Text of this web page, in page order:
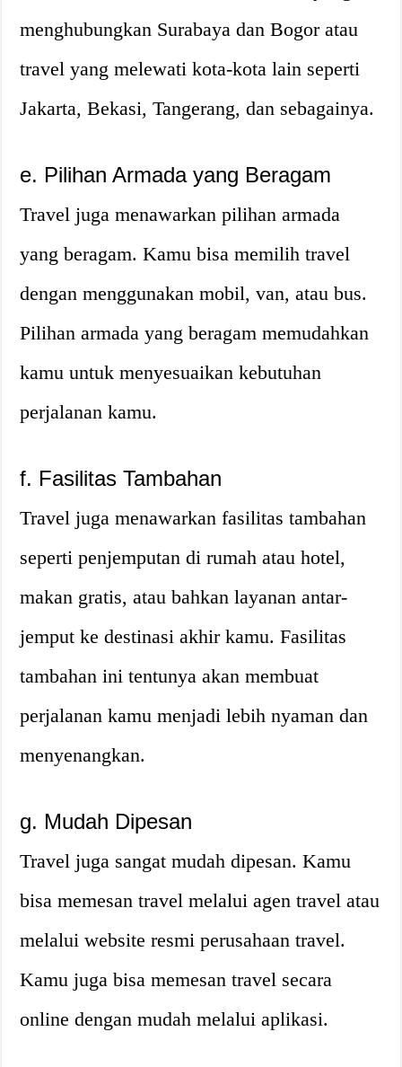
menghubungkan Surabaya dan Bogor atau
travel yang melewati kota-kota lain seperti
Jakarta, Bekasi, Tangerang, dan sebagainya.
e. Pilihan Armada yang Beragam
Travel juga menawarkan pilihan armada
yang beragam. Kamu bisa memilih travel
dengan menggunakan mobil, van, atau bus.
Pilihan armada yang beragam memudahkan
kamu untuk menyesuaikan kebutuhan
perjalanan kamu.
f. Fasilitas Tambahan
Travel juga menawarkan fasilitas tambahan
seperti penjemputan di rumah atau hotel,
makan gratis, atau bahkan layanan antar-
jemput ke destinasi akhir kamu. Fasilitas
tambahan ini tentunya akan membuat
perjalanan kamu menjadi lebih nyaman dan
menyenangkan.
g. Mudah Dipesan
Travel juga sangat mudah dipesan. Kamu
bisa memesan travel melalui agen travel atau
melalui website resmi perusahaan travel.
Kamu juga bisa memesan travel secara
online dengan mudah melalui aplikasi.